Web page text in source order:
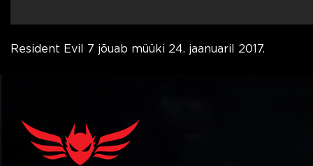
Resident Evil 7 jõuab müüki 24. jaanuaril 2017.